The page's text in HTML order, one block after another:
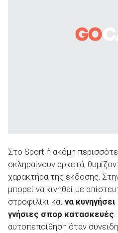
Στο Sport ή ακόμη
σκληραίνουν αρκετά,
χαρακτήρα της έκδοσης.
μπορεί να κινηθεί με
στροφιλίκι και να
γνήσιες σπορ κατασκευές
αυτοπεποίθηση όταν